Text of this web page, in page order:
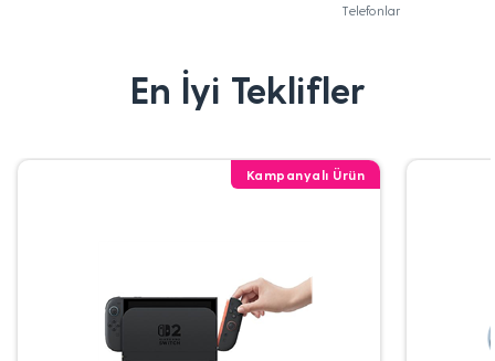
Telefonlar
En İyi Teklifler
Kampanyalı Ürün